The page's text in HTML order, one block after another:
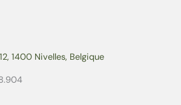
1400 Nivelles, Belgique